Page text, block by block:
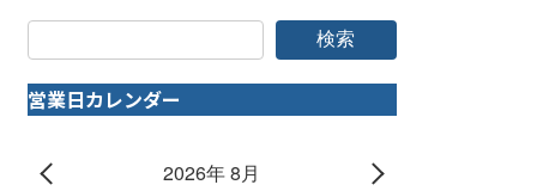
検索
営業日カレンダー
2026年 8月